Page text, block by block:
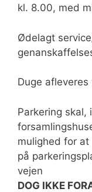
kl. 8.00, med
Ødelagt
Duge
Parkering skal,
mulighed for
på
vejen
DOG IKKE